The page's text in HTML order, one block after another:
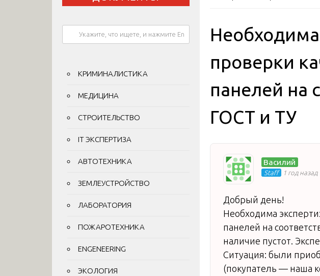
Необходима
проверки
панелей на
ГОСТ и ТУ
Василий
Staff 1 год назад
Добрый день!
Необходима
панелей на
наличие пустот.
Ситуация: были
(покупатель — наша
КРИМИНАЛИСТИКА
МЕДИЦИНА
СТРОИТЕЛЬСТВО
IT ЭКСПЕРТИЗА
АВТОТЕХНИКА
ЗЕМЛЕУСТРОЙСТВО
ЛАБОРАТОРИЯ
ПОЖАРОТЕХНИКА
ENGENEERING
ЭКОЛОГИЯ